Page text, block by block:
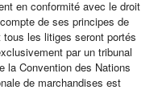
en conformité avec le droit
de ses principes de
les litiges seront portés
par un tribunal
la Convention des Nations
de marchandises est